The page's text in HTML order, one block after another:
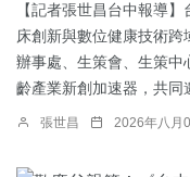
【記者張世昌台中報導
床創新與數位健康技術
辦事處、生策會、生策中
齡產業新創加速器，共同
張世昌 2026年八月